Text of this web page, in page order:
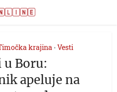
krajina • Vesti
u Boru:
apeluje na